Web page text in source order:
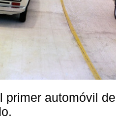
primer automóvil